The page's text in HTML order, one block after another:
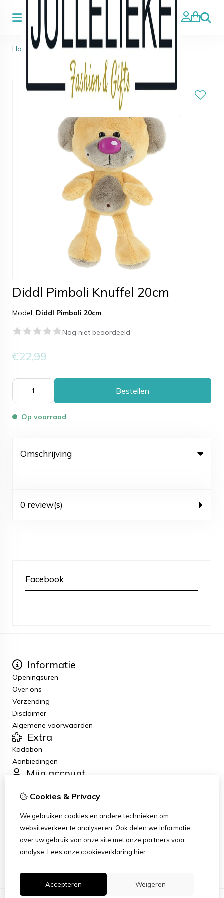
Zoeken
Home > Diddl >Diddl Pimboli Knuffel 20cm
Diddl Pimboli Knuffel 20cm
Model: Diddl Pimboli 20cm
Nog niet beoordeeld
€22,99
Bestellen
Op voorraad
Omschrijving
0 review(s)
Facebook
Informatie
Openingsuren
Over ons
Verzending
Disclaimer
Algemene voorwaarden
Extra
Kadobon
Aanbiedingen
Mijn account
Bestelhistorie
Nieuwsbrief
Klantenservice
Contact
Sitemap
Cookies & Privacy
We gebruiken cookies en andere technieken om
websiteverkeer te analyseren. Ook delen we informatie
over uw gebruik van onze site met onze partners voor
analyse. Lees onze cookieverklaring hier
Accepteren Weigeren